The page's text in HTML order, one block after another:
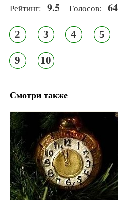
Рейтинг: 9.5 Голосов: 64
2 3 4 5
9 10
Смотри также